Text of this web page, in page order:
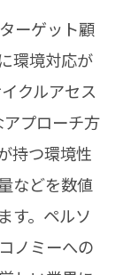
ーゲット顧
環境対応が
クルアセス
プローチ方
持つ環境性
などを数値
す。ペルソ
ノミーへの